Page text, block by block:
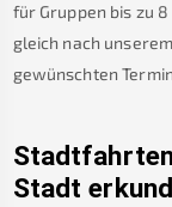
für Gruppen bis zu
gleich nach
gewünschten
Stadt